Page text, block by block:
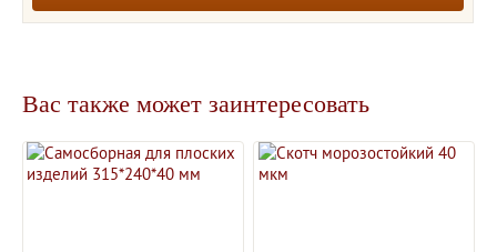
Вас также может заинтересовать